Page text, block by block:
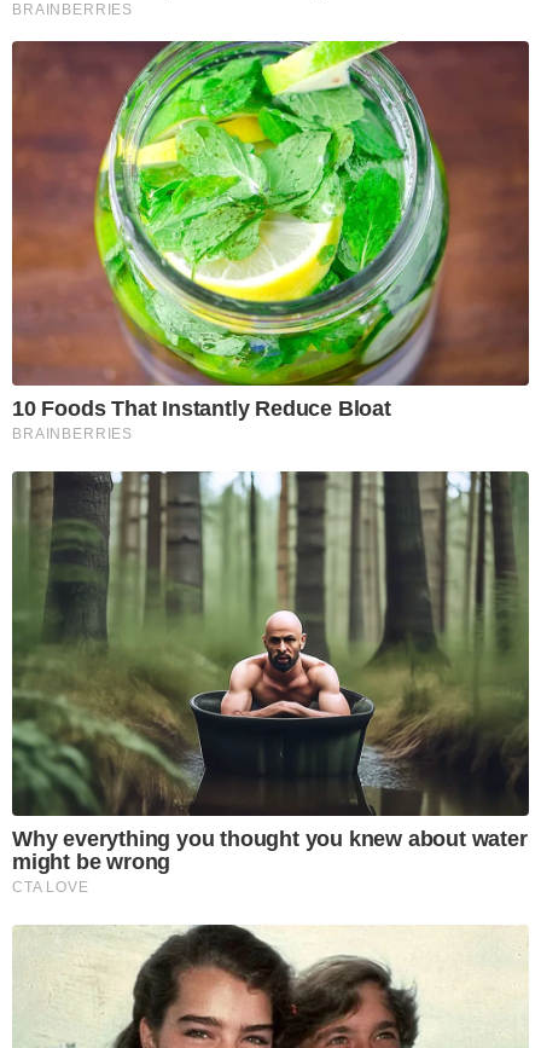
BRAINBERRIES
10 Foods That Instantly Reduce Bloat
BRAINBERRIES
Why everything you thought you knew about water
might be wrong
CTA LOVE